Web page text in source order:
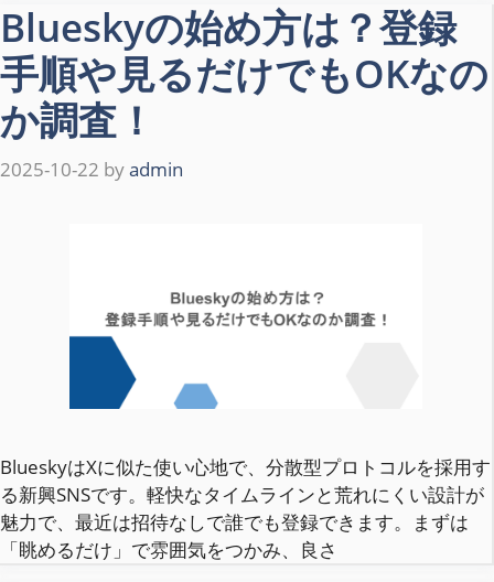
Blueskyの始め方は？登録
手順や見るだけでもOKなの
か調査！
2025-10-22 byadmin
BlueskyはXに似た使い心地で、分散型プロトコルを採用す
る新興SNSです。軽快なタイムラインと荒れにくい設計が
魅力で、最近は招待なしで誰でも登録できます。まずは
「眺めるだけ」で雰囲気をつかみ、良さ